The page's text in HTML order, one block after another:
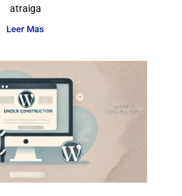
atraiga
Leer Mas